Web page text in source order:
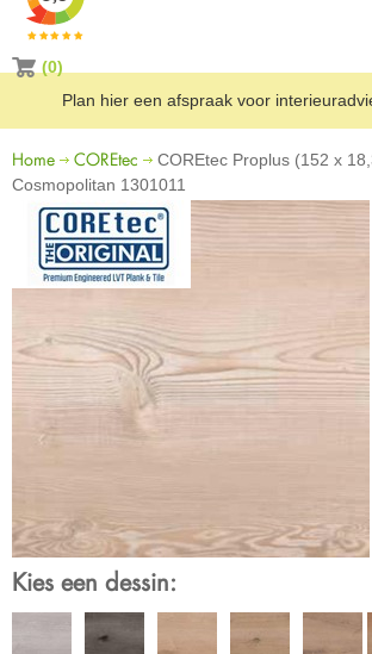
(0)
Plan hier een afspraak voor
Home COREtec
COREtec Proplus (152 x
Cosmopolitan 1301011
Kies een dessin: